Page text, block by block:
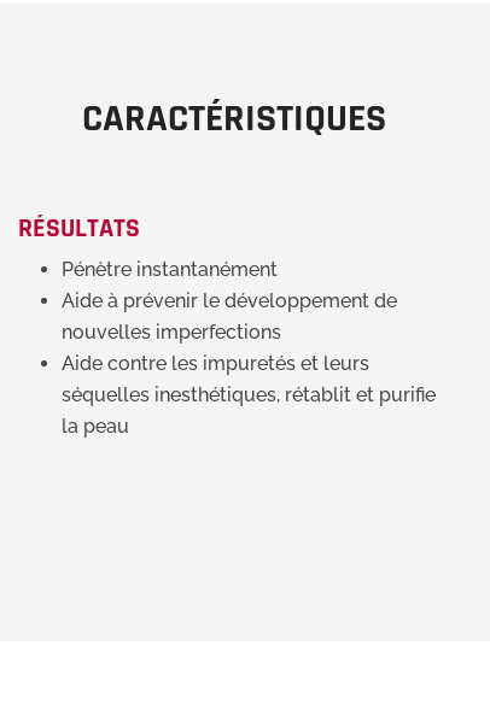
CARACTÉRISTIQUES
RÉSULTATS
Pénètre instantanément
Aide à prévenir le développement de
nouvelles imperfections
Aide contre les impuretés et leurs
séquelles inesthétiques, rétablit et purifie
la peau